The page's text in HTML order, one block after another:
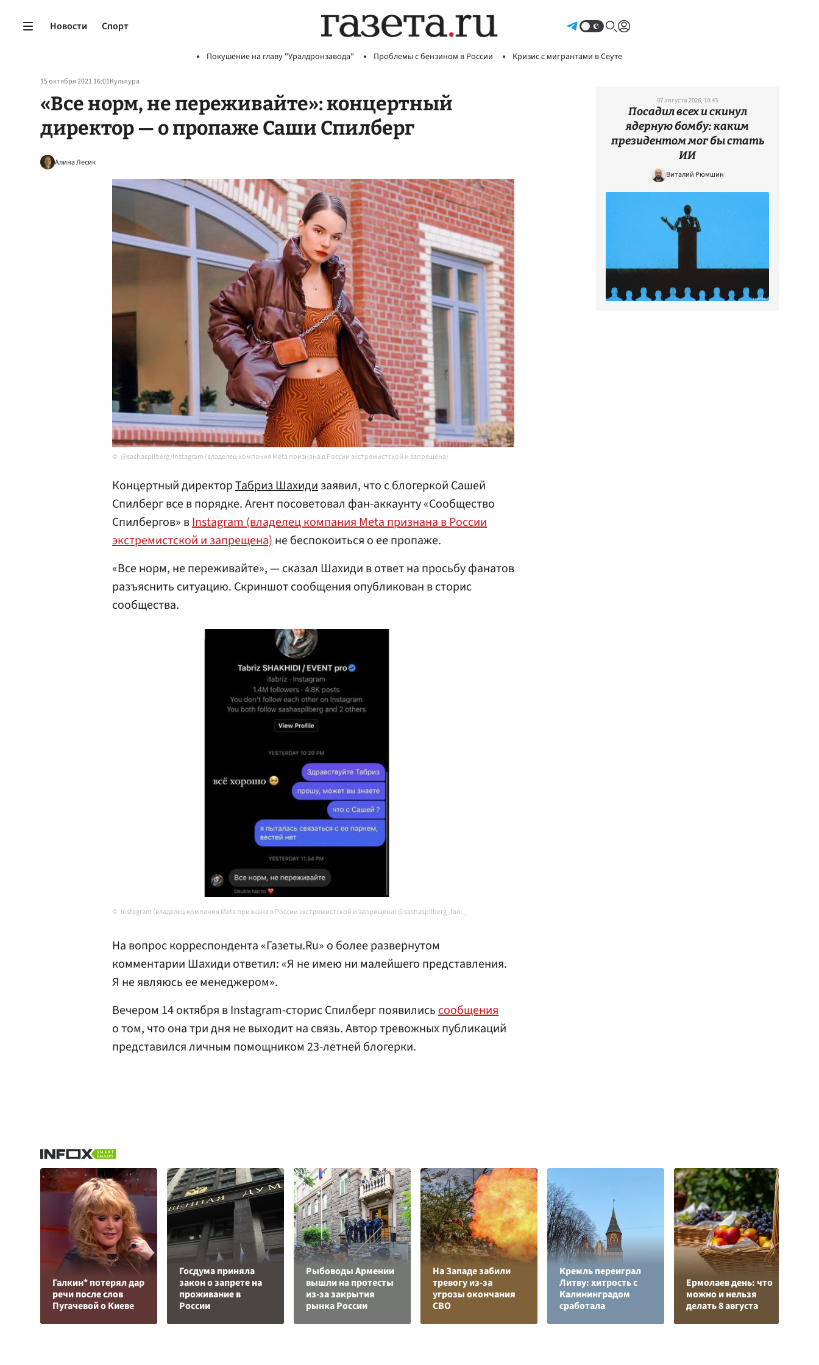
Новости Спорт
Покушение на главу "Уралдронзавода" Проблемы с бензином в России Кризис с мигрантами в Сеуте
15 октября 2021 16:01Культура
«Все норм, не переживайте»: концертный
директор — о пропаже Саши Спилберг
Алина Лесик
@sashaspilberg/Instagram (владелец компания Meta признана в России экстремистской и запрещена)
Концертный директорТабриз Шахидизаявил, что с блогеркой Сашей
Спилберг все в порядке. Агент посоветовал фан-аккаунту «Сообщество
Спилбергов» вInstagram (владелец компания Meta признана в России
экстремистской и запрещена)не беспокоиться о ее пропаже.
«Все норм, не переживайте», — сказал Шахиди в ответ на просьбу фанатов
разъяснить ситуацию. Скриншот сообщения опубликован в сторис
сообщества.
Instagram (владелец компания Meta признана в России экстремистской и запрещена) @sashaspilberg_fan._
На вопрос корреспондента «Газеты.Ru» о более развернутом
комментарии Шахиди ответил: «Я не имею ни малейшего представления.
Я не являюсь ее менеджером».
Вечером 14 октября в Instagram-сторис Спилберг появилисьсообщения
о том, что она три дня не выходит на связь. Автор тревожных публикаций
представился личным помощником 23-летней блогерки.
07 августа 2026, 10:43
Посадил всех и скинул
ядерную бомбу: каким
президентом мог бы стать
ИИ
Виталий Рюмшин
Галкин* потерял дар
речи после слов
Пугачевой о Киеве
Госдума приняла
закон о запрете на
проживание в
России
Рыбоводы Армении
вышли на протесты
из-за закрытия
рынка России
На Западе забили
тревогу из-за
угрозы окончания
СВО
Кремль переиграл
Литву: хитрость с
Калининградом
сработала
Ермолаев день: что
можно и нельзя
делать 8 августа